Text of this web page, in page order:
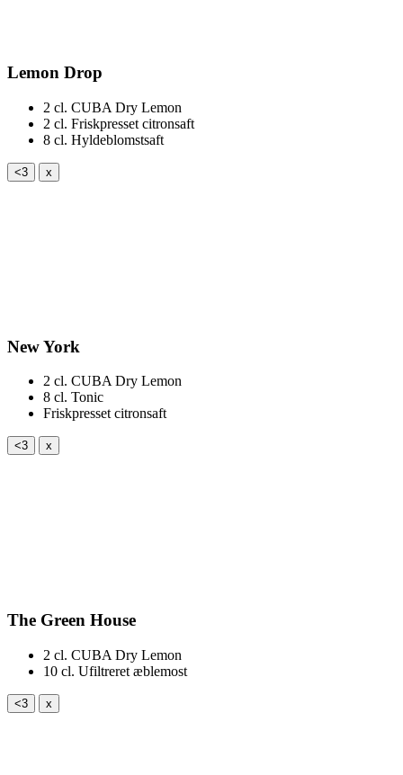
Lemon Drop
2 cl. CUBA Dry Lemon
2 cl. Friskpresset citronsaft
8 cl. Hyldeblomstsaft
<3 x
New York
2 cl. CUBA Dry Lemon
8 cl. Tonic
Friskpresset citronsaft
<3 x
The Green House
2 cl. CUBA Dry Lemon
10 cl. Ufiltreret æblemost
<3 x